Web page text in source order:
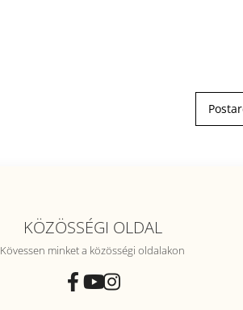
KÖZÖSSÉGI OLDAL
Kövessen minket a közösségi oldalakon